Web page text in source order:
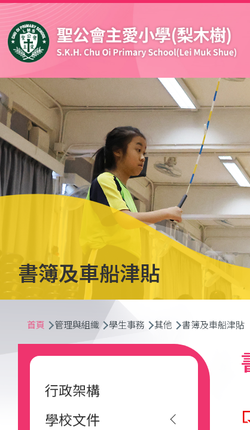
移至主內容
書簿及車船津貼
導
航
連
結
首頁 管理與組織 學生事務 其他 書簿及車船津貼
Main
navigation
行政架構
學校文件